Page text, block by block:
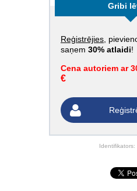
Gribi
Reģistrējies ,
saņem 30% atlaidi!
Cena autoriem ar
€
Identifikators: